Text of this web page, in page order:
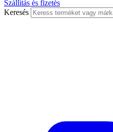
Szállítás és fizetés
Keresés